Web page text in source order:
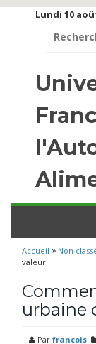
Lundi 10
Accueil Non
valeur
urbaine
Par francois